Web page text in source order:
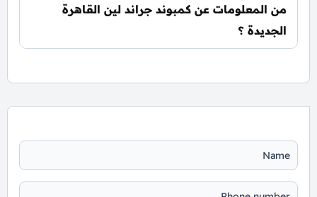
من المعلومات عن كمبوند جراند لين القاهرة
الجديدة ؟